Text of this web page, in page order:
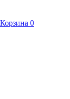
Корзина 0